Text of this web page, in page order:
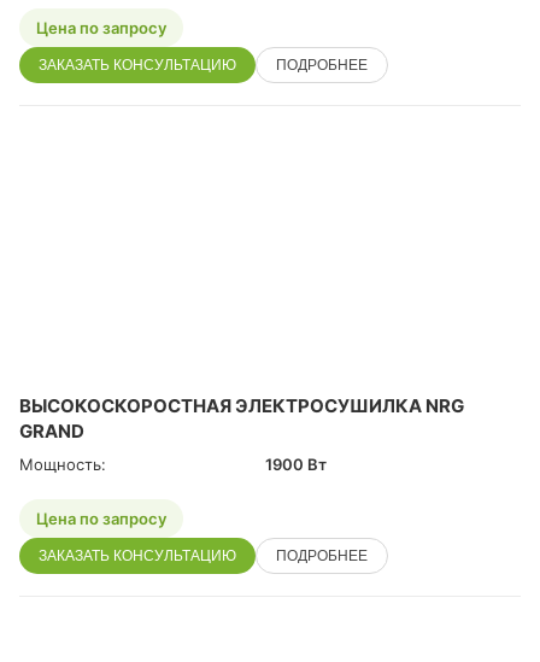
Цена по запросу
ЗАКАЗАТЬ КОНСУЛЬТАЦИЮ ПОДРОБНЕЕ
ВЫСОКОСКОРОСТНАЯ ЭЛЕКТРОСУШИЛКА NRG
GRAND
Мощность: 1900 Вт
Цена по запросу
ЗАКАЗАТЬ КОНСУЛЬТАЦИЮ ПОДРОБНЕЕ